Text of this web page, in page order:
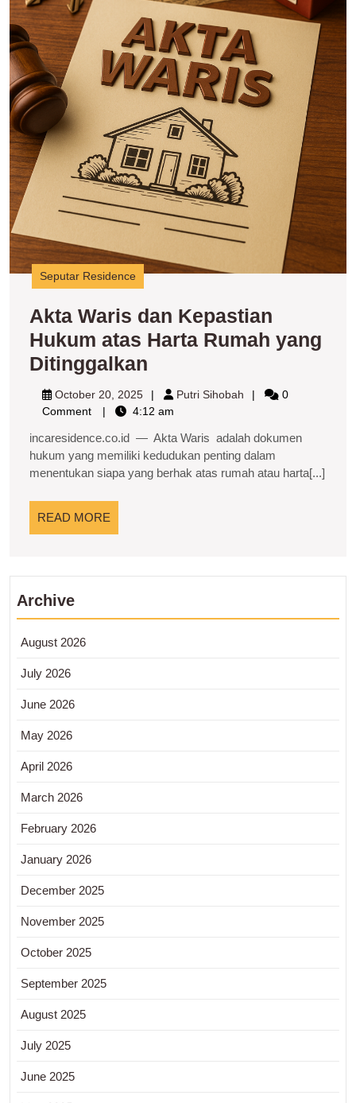
Seputar Residence
Akta Waris dan Kepastian
Hukum atas Harta Rumah yang
Ditinggalkan
Waris
dan
Kepastian
Hukum
atas
Ditinggalkan
October 20, 2025October
20,
Putri Sihobah Putri
0
Comment
4:12 am
incaresidence.co.id — Akta Waris adalah dokumen
hukum yang memiliki kedudukan penting dalam
menentukan siapa yang berhak atas rumah atau harta[...]
READ MORE
MORE
Archive
August 2026
July 2026
June 2026
May 2026
April 2026
March 2026
February 2026
January 2026
December 2025
November 2025
October 2025
September 2025
August 2025
July 2025
June 2025